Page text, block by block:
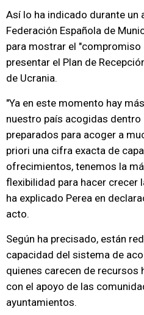
Así lo ha indicado durante un
Federación Española de
para mostrar el "compromiso
presentar el Plan de
de Ucrania.
"Ya en este momento hay
nuestro país acogidas
preparados para acoger a
priori una cifra exacta de
ofrecimientos, tenemos la
flexibilidad para hacer crecer
ha explicado Perea en
acto.
Según ha precisado, están
capacidad del sistema de
quienes carecen de recursos
con el apoyo de las
ayuntamientos.